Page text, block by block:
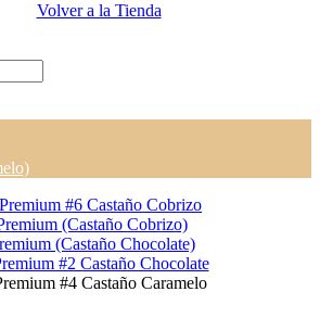
Volver a la Tienda
(Castaño Cobrizo)
(Castaño Chocolate)